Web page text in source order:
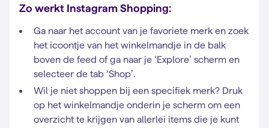
Zo werkt Instagram Shopping:
Ga naar het account van je favoriete merk en zoek
het icoontje van het winkelmandje in de balk
boven de feed of ga naar je ‘Explore’ scherm en
selecteer de tab ‘Shop’.
Wil je niet shoppen bij een specifiek merk? Druk
op het winkelmandje onderin je scherm om een
overzicht te krijgen van allerlei items die je kunt